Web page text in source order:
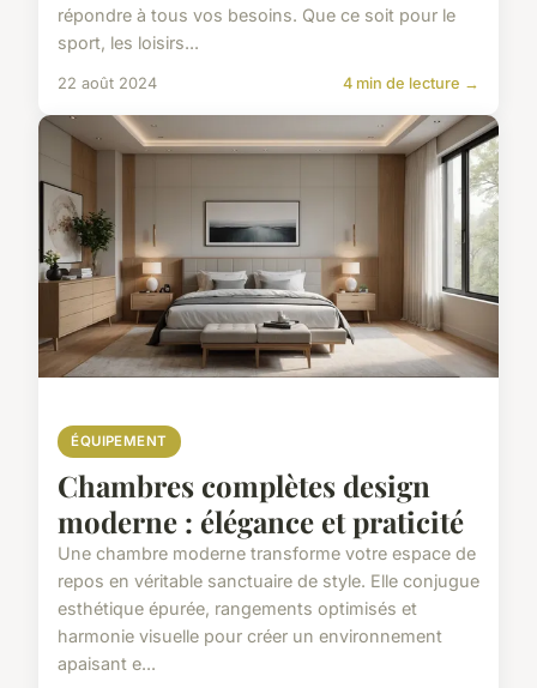
répondre à tous vos besoins. Que ce soit pour le
sport, les loisirs...
22 août 2024 4 min de lecture →
ÉQUIPEMENT
Chambres complètes design
moderne : élégance et praticité
Une chambre moderne transforme votre espace de
repos en véritable sanctuaire de style. Elle conjugue
esthétique épurée, rangements optimisés et
harmonie visuelle pour créer un environnement
apaisant e...